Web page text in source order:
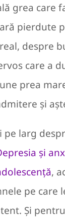
grea care
pierdute
despre
care a
prea
și
pe larg
și
,
pe care
Și